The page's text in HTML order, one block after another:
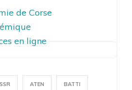
de Corse
en ligne
ATEN BATTI